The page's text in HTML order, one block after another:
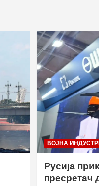
ВОЈНА
Русија
пресретач